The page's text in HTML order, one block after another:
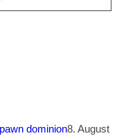
dominion8. August